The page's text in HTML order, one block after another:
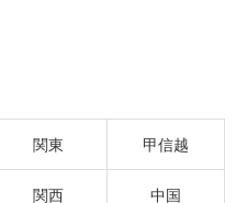
関東 甲信越
関西 中国